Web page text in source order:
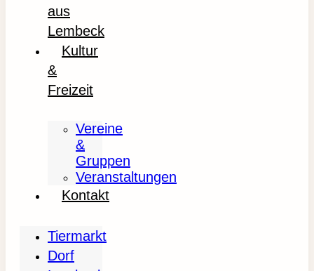
aus
Lembeck
Kultur
&
Freizeit
Vereine
&
Gruppen
Veranstaltungen
Kontakt
Tiermarkt
Dorf